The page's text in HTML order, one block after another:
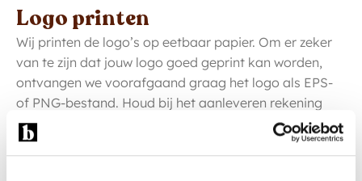
Logo printen
Wij printen de logo’s op eetbaar papier. Om er zeker
van te zijn dat jouw logo goed geprint kan worden,
ontvangen we voorafgaand graag het logo als EPS-
of PNG-bestand. Houd bij het aanleveren rekening
met de afmetingen van je logo en de formaten van
onze brownie bars en mini’s.